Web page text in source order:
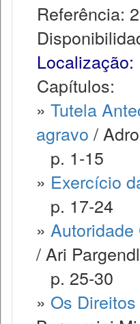
Referência:
Localização:
Capítulos:
» Tutela
agravo /
p. 1-15
» Exercício
p. 17-24
»
/ Ari
p. 25-30
» Os